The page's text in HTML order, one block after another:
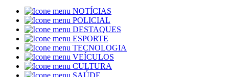
NOTÍCIAS
POLICIAL
DESTAQUES
ESPORTE
TECNOLOGIA
VEÍCULOS
CULTURA